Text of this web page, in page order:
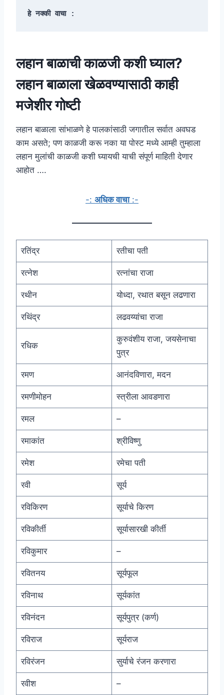
हे नक्की वाचा :
लहान बाळाची काळजी कशी घ्याल?
लहान बाळाला खेळवण्यासाठी काही
मजेशीर गोष्टी
लहान बाळाला सांभाळणे हे पालकांसाठी जगातील सर्वात अवघड
काम असते; पण काळजी करू नका या पोस्ट मध्ये आम्ही तुम्हाला
लहान मुलांची काळजी कशी घ्यायची याची संपूर्ण माहिती देणार
आहोत ….
-: अधिक वाचा:-
रतिंद्र रतीचा पती
रत्नेश रत्नांचा राजा
रथीन योध्दा, रथात बसून लढणारा
रथिंद्र लढवय्यांचा राजा
रधिक
कुरुवंशीय राजा, जयसेनाचा
पुत्र
रमण आनंदविणारा, मदन
रमणीमोहन स्त्रीला आवडणारा
रमल –
रमाकांत श्रीविष्णु
रमेश रमेचा पती
रवी सूर्य
रविकिरण सूर्याचे किरण
रविकीर्ती सूर्यासारखी कीर्ती
रविकुमार –
रवितनय सूर्यफूल
रविनाथ सूर्यकांत
रविनंदन सूर्यपुत्र (कर्ण)
रविराज सूर्यराज
रविरंजन सुर्याचे रंजन करणारा
रवीश –